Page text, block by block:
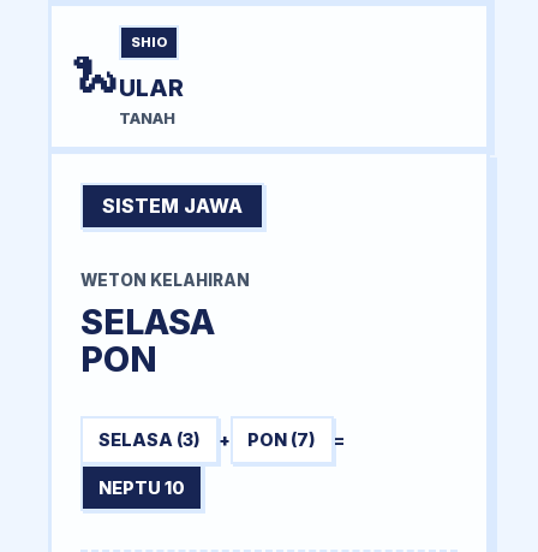
🐍
SHIO
ULAR
TANAH
SISTEM JAWA
WETON KELAHIRAN
SELASA
PON
SELASA (3) + PON (7) =
NEPTU 10